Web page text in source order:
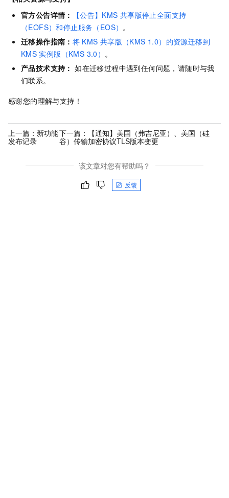
官方公告详情：
【公告】KMS 共享版停止全面支持
（EOFS）和停止服务（EOS） 。
迁移操作指南： 将 KMS 共享版（KMS 1.0）的资源迁移到
KMS 实例版（KMS 3.0） 。
产品技术支持： 如在迁移过程中遇到任何问题，请随时与我
们联系。
感谢您的理解与支持！
上一篇： 新功能
发布记录
下一篇：
【通知】美国（弗吉尼亚）、美国（硅
谷）传输加密协议TLS版本变更
该文章对您有帮助吗？
反馈